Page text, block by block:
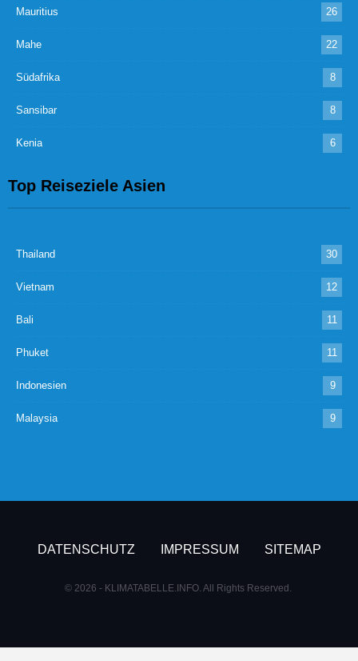
Mauritius 26
Mahe 22
Südafrika 8
Sansibar 8
Kenia 6
Top Reiseziele Asien
Thailand 30
Vietnam 12
Bali 11
Phuket 11
Indonesien 9
Malaysia 9
DATENSCHUTZ IMPRESSUM SITEMAP
© 2026 - KLIMATABELLE.INFO. All Rights Reserved.